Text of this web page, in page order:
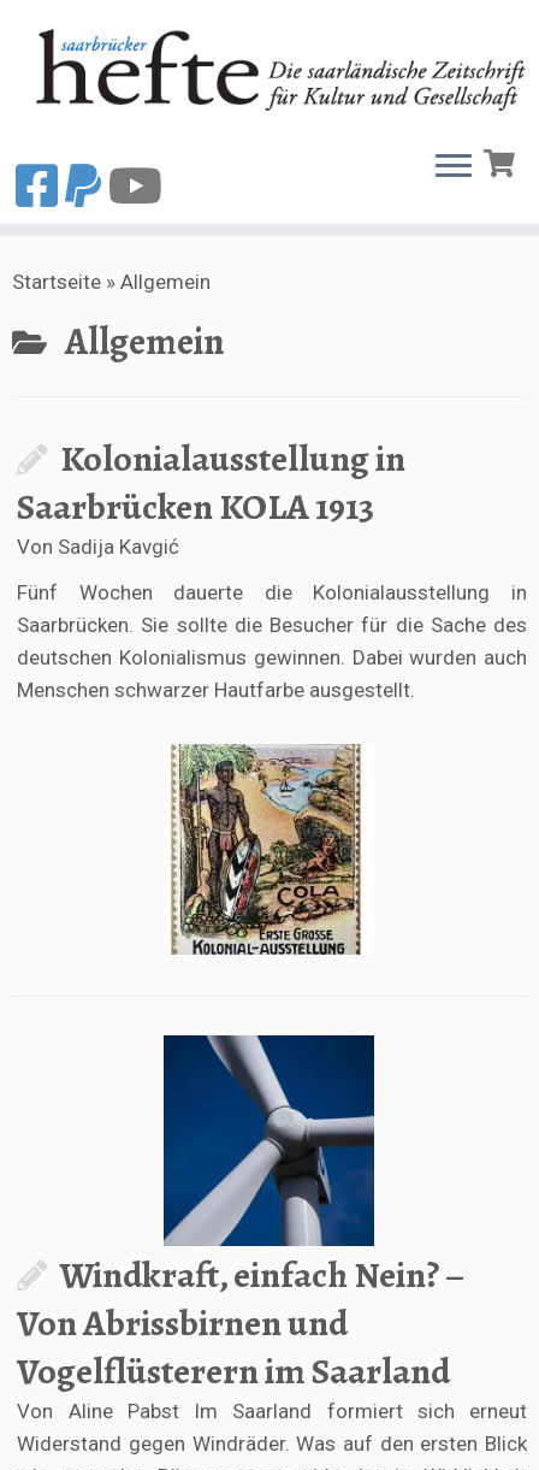
Inhalt
Startseite » Allgemein
Allgemein
Kolonialausstellung in
Saarbrücken KOLA 1913
Von Sadija Kavgić
Fünf Wochen dauerte die Kolonialausstellung in
Saarbrücken. Sie sollte die Besucher für die Sache des
deutschen Kolonialismus gewinnen. Dabei wurden auch
Menschen schwarzer Hautfarbe ausgestellt.
Windkraft, einfach Nein? –
Von Abrissbirnen und
Vogelflüsterern im Saarland
Von Aline Pabst Im Saarland formiert sich erneut
Widerstand gegen Windräder. Was auf den ersten Blick